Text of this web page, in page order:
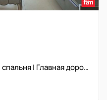
Полностью меблирована | 1 спальня | Главная дорога